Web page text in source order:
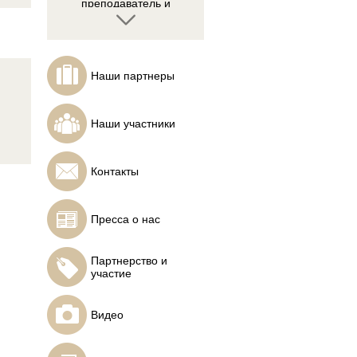
Молодяшин Роман
Основатель проекта
Холмс Гэвин
Генеральный директор
TradeGuider Systems,
широко известный
эксперт в области VSA
Прус Ростислав
Наши партнеры
Наши участники
Контакты
Пресса о нас
Партнерство и
участие
Видео